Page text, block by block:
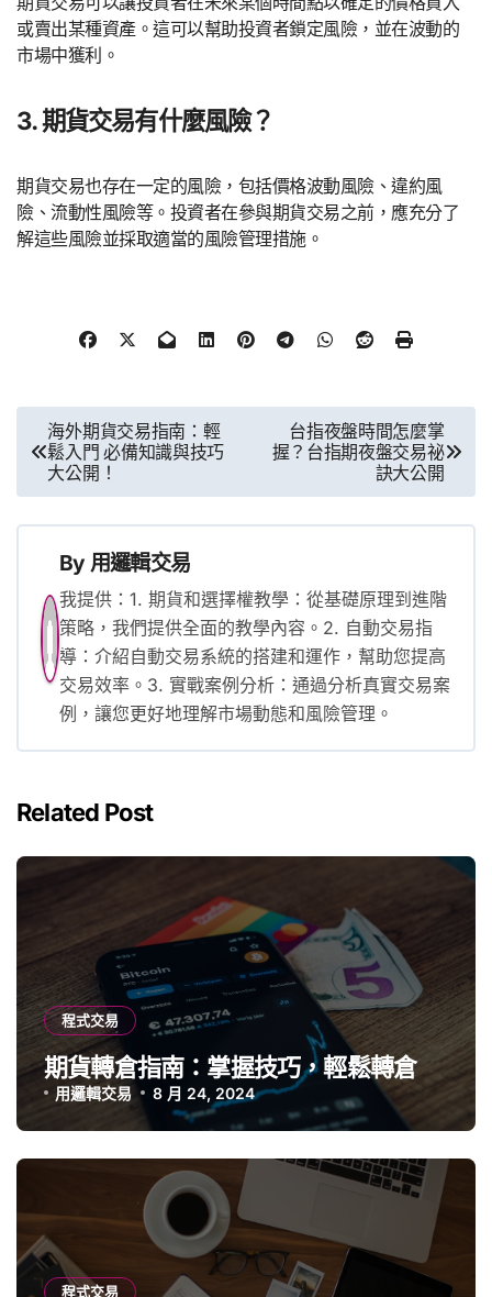
或賣出某種資產。這可以幫助投資者鎖定風險，並在波動的
市場中獲利。
3. 期貨交易有什麼風險？
期貨交易也存在一定的風險，包括價格波動風險、違約風
險、流動性風險等。投資者在參與期貨交易之前，應充分了
解這些風險並採取適當的風險管理措施。
章
導
海外期貨交易指南：輕
鬆入門 必備知識與技巧
大公開！
台指夜盤時間怎麼掌
握？台指期夜盤交易祕
訣大公開
By 用邏輯交易
我提供：1. 期貨和選擇權教學：從基礎原理到進階
策略，我們提供全面的教學內容。2. 自動交易指
導：介紹自動交易系統的搭建和運作，幫助您提高
交易效率。3. 實戰案例分析：通過分析真實交易案
例，讓您更好地理解市場動態和風險管理。
Related Post
程式交易
期貨轉倉指南：掌握技巧，輕鬆轉倉
用邏輯交易 8 月 24, 2024
程式交易